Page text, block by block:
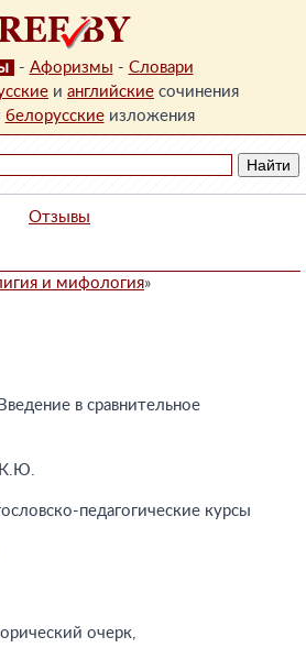
- Афоризмы - Словари
и английские сочинения
белорусскиеизложения
Отзывы
и мифология»
в сравнительное
К.Ю.
педагогические курсы
очерк,